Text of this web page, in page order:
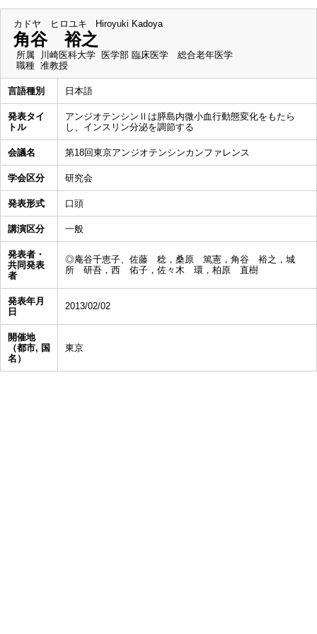
カドヤ ヒロユキ Hiroyuki Kadoya
角谷 裕之
所属
川崎医科大学 医学部 臨床医学 総合老年医学
職種 准教授
言語種別 日本語
発表タイ
トル
アンジオテンシンⅡは膵島内微小血行動態変化をもたら
し、インスリン分泌を調節する
会議名 第18回東京アンジオテンシンカンファレンス
学会区分 研究会
発表形式 口頭
講演区分 一般
発表者・
共同発表
者
◎庵谷千恵子、佐藤 稔，桑原 篤憲，角谷 裕之，城
所 研吾，西 佑子，佐々木 環，柏原 直樹
発表年月
日
2013/02/02
開催地
（都市, 国
名）
東京